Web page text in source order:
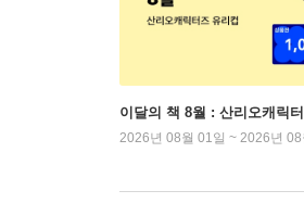
이달의 책 8월 : 산리오캐릭
2026년 08월 01일 ~ 2026년 08